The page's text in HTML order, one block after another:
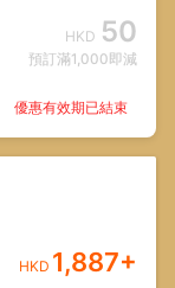
HKD 50
預訂滿1,000即減
優惠有效期已結束
HKD 1,887+